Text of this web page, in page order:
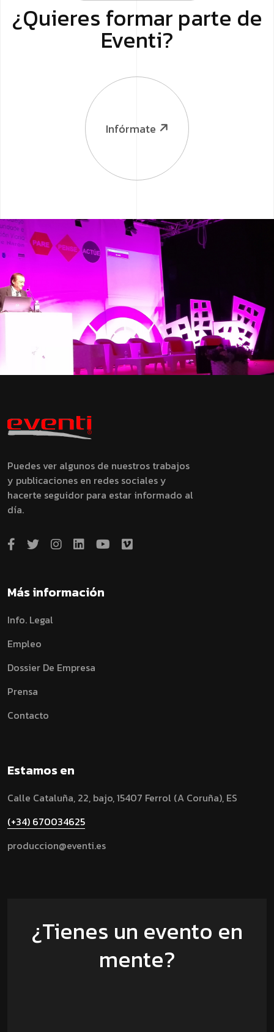
¿Quieres formar parte de
Eventi?
Infórmate
Puedes ver algunos de nuestros trabajos
y publicaciones en redes sociales y
hacerte seguidor para estar informado al
día.
Más información
Info. Legal
Empleo
Dossier De Empresa
Prensa
Contacto
Estamos en
Calle Cataluña, 22, bajo, 15407 Ferrol (A Coruña), ES
(+34) 670034625
produccion@eventi.es
¿Tienes un evento en
mente?